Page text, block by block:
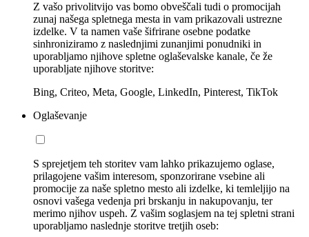
Z vašo privolitvijo vas bomo obveščali tudi o promocijah
zunaj našega spletnega mesta in vam prikazovali ustrezne
izdelke. V ta namen vaše šifrirane osebne podatke
sinhroniziramo z naslednjimi zunanjimi ponudniki in
uporabljamo njihove spletne oglaševalske kanale, če že
uporabljate njihove storitve:
Bing, Criteo, Meta, Google, LinkedIn, Pinterest, TikTok
Oglaševanje
S sprejetjem teh storitev vam lahko prikazujemo oglase,
prilagojene vašim interesom, sponzorirane vsebine ali
promocije za naše spletno mesto ali izdelke, ki temleljijo na
osnovi vašega vedenja pri brskanju in nakupovanju, ter
merimo njihov uspeh. Z vašim soglasjem na tej spletni strani
uporabljamo naslednje storitve tretjih oseb: